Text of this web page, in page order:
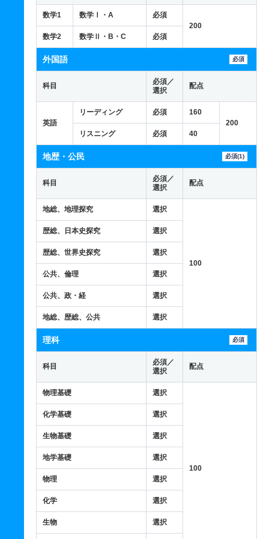
数学1 数学Ⅰ・A
必須
200
数学2
数学Ⅱ・B・C 必須
外国語 必須
科目
必須／
選択
配点
英語
リーディング 必須
160
200
リスニング
必須 40
地歴・公民 必須(1)
科目
必須／
選択
配点
地総、地理探究 選択
100
歴総、日本史探究 選択
歴総、世界史探究 選択
公共、倫理 選択
公共、政・経 選択
地総、歴総、公共 選択
理科 必須
科目
必須／
選択
配点
物理基礎 選択
100
化学基礎 選択
生物基礎 選択
地学基礎 選択
物理 選択
化学 選択
生物 選択